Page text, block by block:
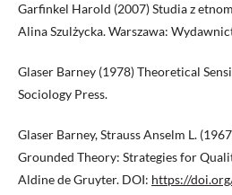
Garfinkel Harold (2007) Studia z
Alina Szulżycka. Warszawa:
Glaser Barney (1978) Theoretical
Sociology Press.
Glaser Barney, Strauss Anselm L.
Grounded Theory: Strategies for
Aldine de Gruyter. DOI: https://